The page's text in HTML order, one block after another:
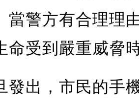
當警方有合理理
命受到嚴重威脅
發出，市民的手